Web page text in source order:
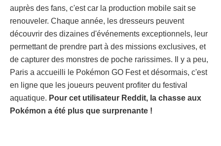
auprès des fans, c'est car la production mobile sait se
renouveler. Chaque année, les dresseurs peuvent
découvrir des dizaines d'événements exceptionnels, leur
permettant de prendre part à des missions exclusives, et
de capturer des monstres de poche rarissimes. Il y a peu,
Paris a accueilli le Pokémon GO Fest et désormais, c'est
en ligne que les joueurs peuvent profiter du festival
aquatique. Pour cet utilisateur Reddit, la chasse aux
Pokémon a été plus que surprenante !